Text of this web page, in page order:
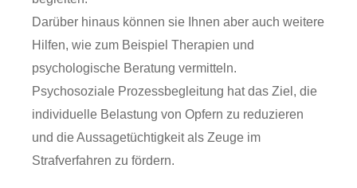
Darüber hinaus können sie Ihnen aber auch weitere
Hilfen, wie zum Beispiel Therapien und
psychologische Beratung vermitteln.
Psychosoziale Prozessbegleitung hat das Ziel, die
individuelle Belastung von Opfern zu reduzieren
und die Aussagetüchtigkeit als Zeuge im
Strafverfahren zu fördern.